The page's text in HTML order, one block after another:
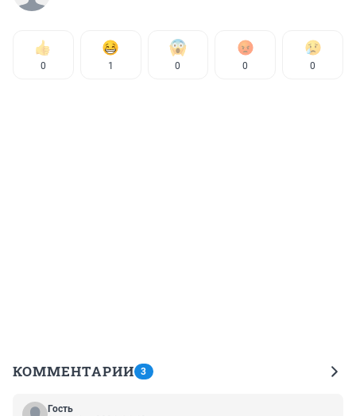
0 1 0 0 0
КОММЕНТАРИИ 3
Гость